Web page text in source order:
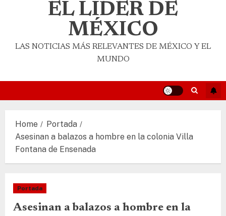
EL LÍDER DE
MÉXICO
LAS NOTICIAS MÁS RELEVANTES DE MÉXICO Y EL
MUNDO
Home
Portada
Asesinan a balazos a hombre en la colonia Villa
Fontana de Ensenada
Portada
Asesinan a balazos a hombre en la